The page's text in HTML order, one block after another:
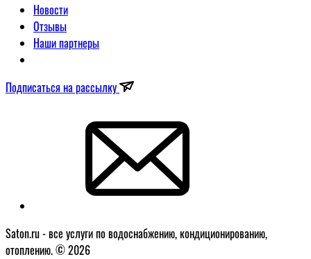
Новости
Отзывы
Наши партнеры
Подписаться на рассылку
Saton.ru - все услуги по водоснабжению, кондиционированию,
отоплению. © 2026